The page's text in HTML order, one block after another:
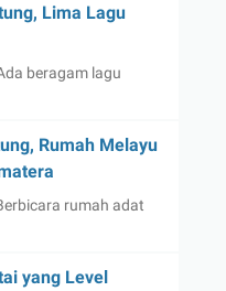
Lima Lagu
beragam lagu
Rumah Melayu
rumah adat
yang Level